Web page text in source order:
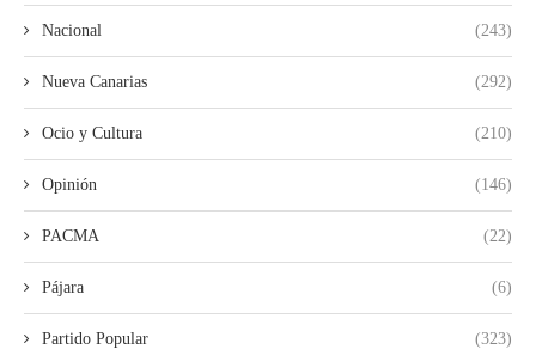
Nacional (243)
Nueva Canarias (292)
Ocio y Cultura (210)
Opinión (146)
PACMA (22)
Pájara (6)
Partido Popular (323)